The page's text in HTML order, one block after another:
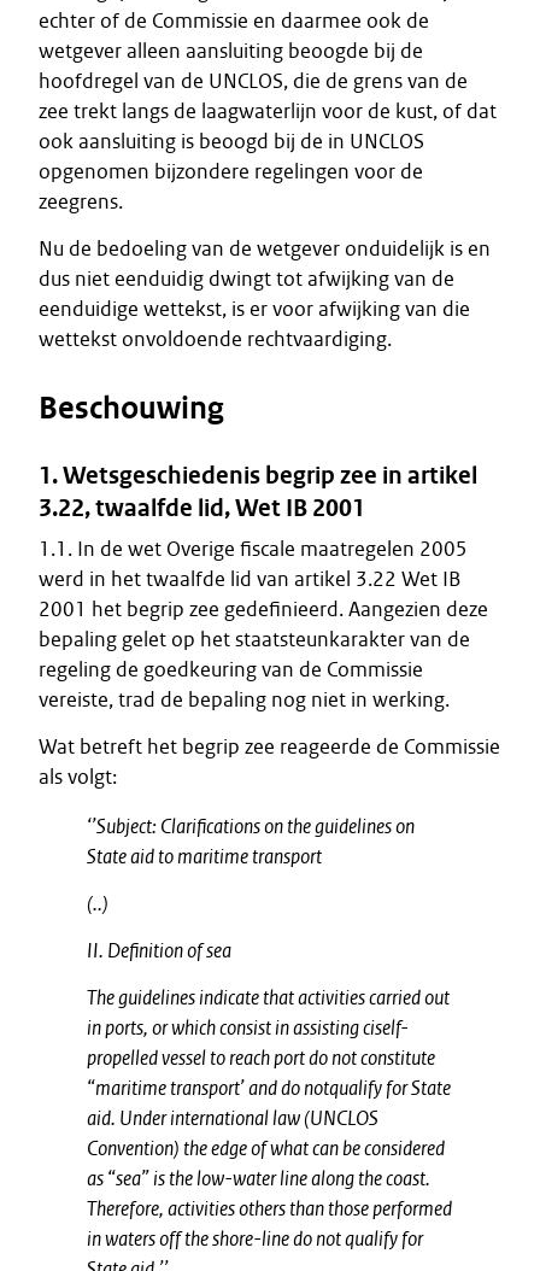
echter of de Commissie en daarmee ook de
wetgever alleen aansluiting beoogde bij de
hoofdregel van de UNCLOS, die de grens van de
zee trekt langs de laagwaterlijn voor de kust, of dat
ook aansluiting is beoogd bij de in UNCLOS
opgenomen bijzondere regelingen voor de
zeegrens.
Nu de bedoeling van de wetgever onduidelijk is en
dus niet eenduidig dwingt tot afwijking van de
eenduidige wettekst, is er voor afwijking van die
wettekst onvoldoende rechtvaardiging.
Beschouwing
1. Wetsgeschiedenis begrip zee in artikel
3.22, twaalfde lid, Wet IB 2001
1.1. In de wet Overige fiscale maatregelen 2005
werd in het twaalfde lid van artikel 3.22 Wet IB
2001 het begrip zee gedefinieerd. Aangezien deze
bepaling gelet op het staatsteunkarakter van de
regeling de goedkeuring van de Commissie
vereiste, trad de bepaling nog niet in werking.
Wat betreft het begrip zee reageerde de Commissie
als volgt:
‘’Subject: Clarifications on the guidelines on
State aid to maritime transport
(..)
II. Definition of sea
The guidelines indicate that activities carried out
in ports, or which consist in assisting ciself-
propelled vessel to reach port do not constitute
“maritime transport’ and do notqualify for State
aid. Under international law (UNCLOS
Convention) the edge of what can be considered
as “sea” is the low-water line along the coast.
Therefore, activities others than those performed
in waters off the shore-line do not qualify for